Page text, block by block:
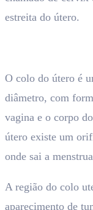
estreita do útero.
O colo do útero é
diâmetro, com
vagina e o corpo
útero existe um
onde sai a
A região do colo
aparecimento de